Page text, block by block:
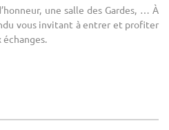
une salle des Gardes, … À
vous invitant à entrer et profiter
échanges.